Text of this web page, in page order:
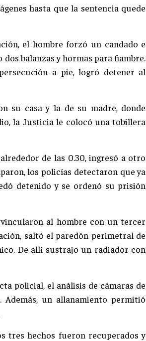
hasta que la sentencia quede
el hombre forzó un candado e
balanzas y hormas para fiambre.
a pie, logró detener al
su casa y la de su madre, donde
la Justicia le colocó una tobillera
de las 0.30, ingresó a otro
los policías detectaron que ya
detenido y se ordenó su prisión
al hombre con un tercer
saltó el paredón perimetral de
De allí sustrajo un radiador con
policial, el análisis de cámaras de
un allanamiento permitió
tres hechos fueron recuperados y